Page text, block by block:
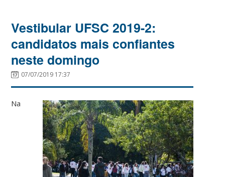
Vestibular UFSC 2019-2:
candidatos mais confiantes
neste domingo
07/07/2019 17:37
Na